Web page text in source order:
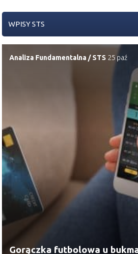
WPISY STS
Analiza Fundamentalna /STS 25 paź
Gorączka futbolowa u